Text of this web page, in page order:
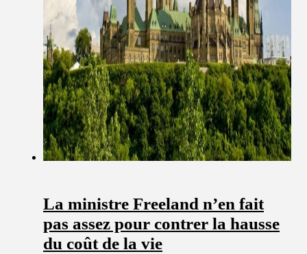
La ministre Freeland n’en fait
pas assez pour contrer la hausse
du coût de la vie